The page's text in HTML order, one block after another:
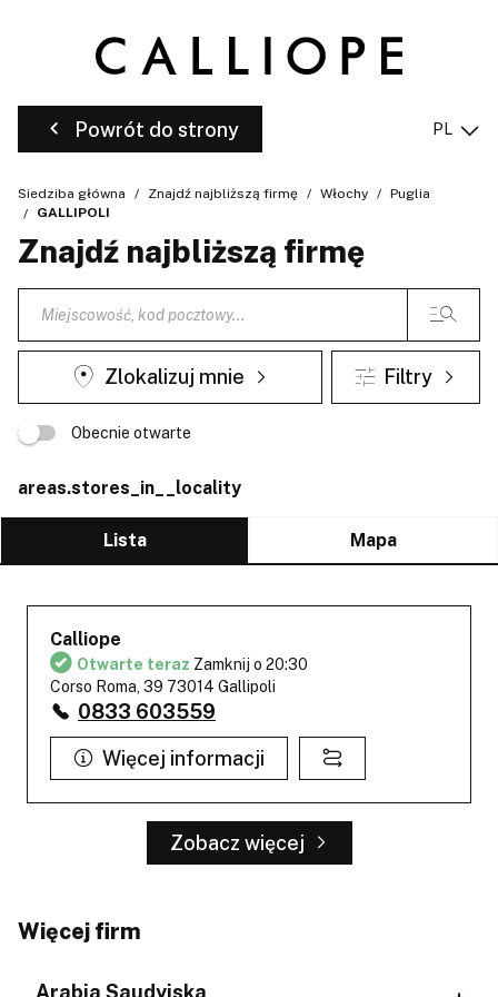
Powrót do strony PL
Siedziba główna Znajdź najbliższą firmę Włochy
Puglia
GALLIPOLI
Znajdź najbliższą firmę
Zlokalizuj mnie Filtry
Obecnie otwarte
areas.stores_in__locality
Lista Mapa
Calliope
Otwarte teraz Zamknij o 20:30
Corso Roma, 39 73014 Gallipoli
0833 603559
Więcej informacji
Zobacz więcej
Więcej firm
Arabia Saudyjska